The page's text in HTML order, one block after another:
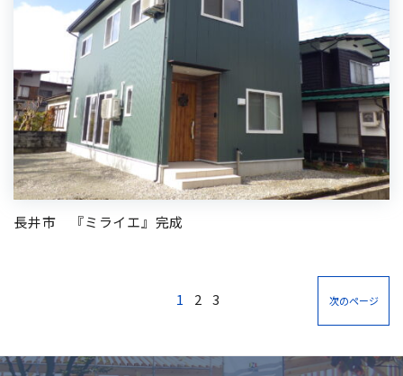
長井市 『ミライエ』完成
1 2 3 次のページ